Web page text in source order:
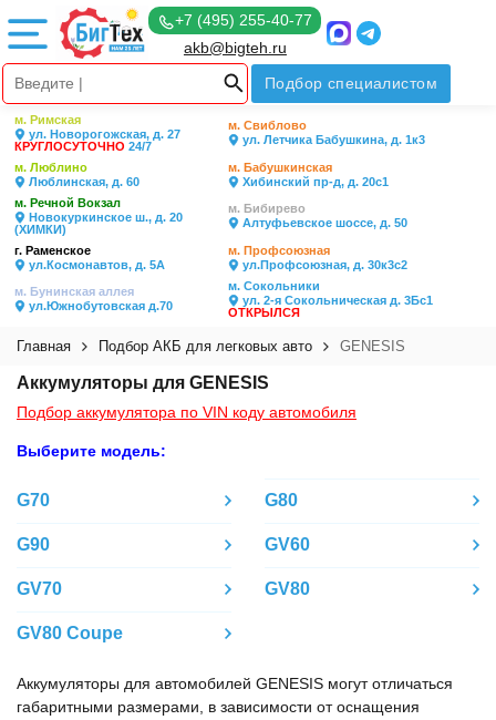
+7 (495) 255-40-77
akb@bigteh.ru
Подбор специалистом
м. Римская
ул. Новорогожская, д. 27
КРУГЛОСУТОЧНО 24/7
м. Свиблово
ул. Летчика Бабушкина, д. 1к3
м. Люблино
Люблинская, д. 60
м. Бабушкинская
Хибинский пр-д, д. 20с1
м. Речной Вокзал
Новокуркинское ш., д. 20
(ХИМКИ)
м. Бибирево
Алтуфьевское шоссе, д. 50
г. Раменское
ул.Космонавтов, д. 5А
м. Профсоюзная
ул.Профсоюзная, д. 30к3с2
м. Бунинская аллея
ул.Южнобутовская д.70
м. Сокольники
ул. 2-я Сокольническая д. 3Бс1
ОТКРЫЛСЯ
Главная Подбор АКБ для легковых авто GENESIS
Аккумуляторы для GENESIS
Подбор аккумулятора по VIN коду автомобиля
Выберите модель:
G70 G80
G90 GV60
GV70 GV80
GV80 Coupe
Аккумуляторы для автомобилей GENESIS могут отличаться
габаритными размерами, в зависимости от оснащения